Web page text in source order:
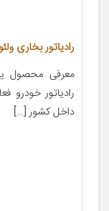
رادیاتور بخاری ولئو آرمکو
معرفی محصول
رادیاتور خودرو
داخل کشور […]